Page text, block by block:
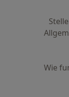
Wie